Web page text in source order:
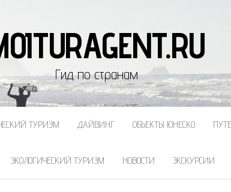
Гид по странам
ТУРИЗМ ДАЙВИНГ ОБЪЕКТЫ ЮНЕСКО
ЭКОЛОГИЧЕСКИЙ ТУРИЗМ НОВОСТИ ЭКСКУРСИИ